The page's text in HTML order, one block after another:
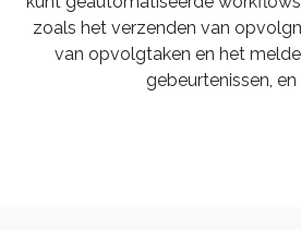
zoals het verzenden van
van opvolgtaken en het
gebeurtenissen, en